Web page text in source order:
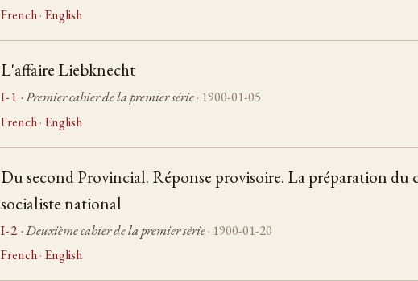
French · English
L'affaire Liebknecht
I-1 · Premier cahier de la premier série · 1900-01-05
French · English
Du second Provincial. Réponse provisoire. La préparation du
socialiste national
I-2 · Deuxième cahier de la premier série · 1900-01-20
French · English